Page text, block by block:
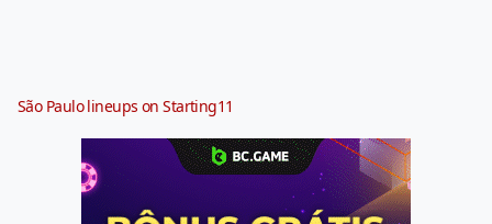
São Paulo lineups on Starting11